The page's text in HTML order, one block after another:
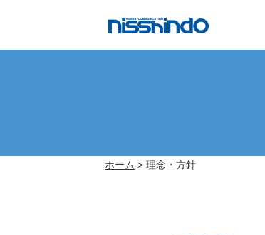
ホーム > 理念・方針